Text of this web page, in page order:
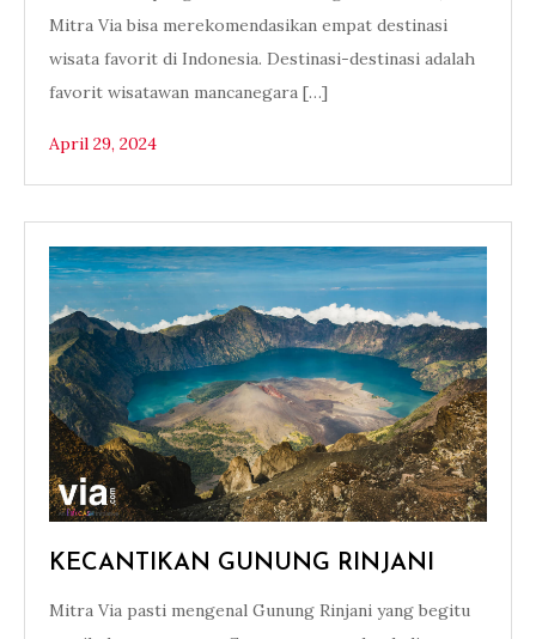
Mitra Via bisa merekomendasikan empat destinasi
wisata favorit di Indonesia. Destinasi-destinasi adalah
favorit wisatawan mancanegara […]
April 29, 2024
KECANTIKAN GUNUNG RINJANI
Mitra Via pasti mengenal Gunung Rinjani yang begitu